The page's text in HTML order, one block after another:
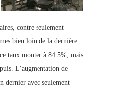
contre seulement
bien loin de la dernière
taux monter à 84.5%, mais
L’augmentation de
dernier avec seulement